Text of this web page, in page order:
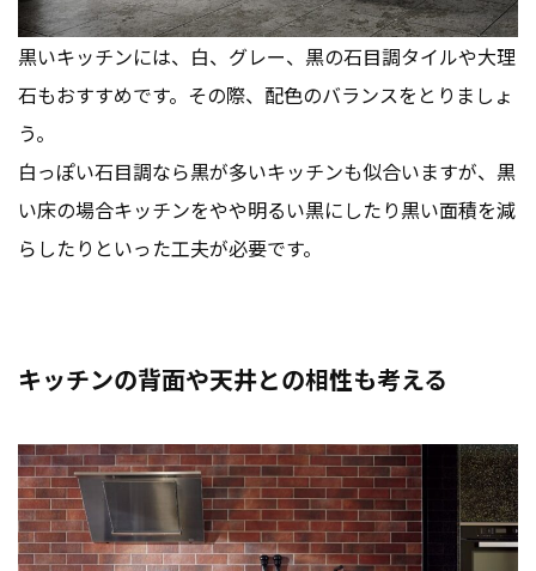
黒いキッチンには、白、グレー、黒の石目調タイルや大理
石もおすすめです。その際、配色のバランスをとりましょ
う。
白っぽい石目調なら黒が多いキッチンも似合いますが、黒
い床の場合キッチンをやや明るい黒にしたり黒い面積を減
らしたりといった工夫が必要です。
キッチンの背面や天井との相性も考える